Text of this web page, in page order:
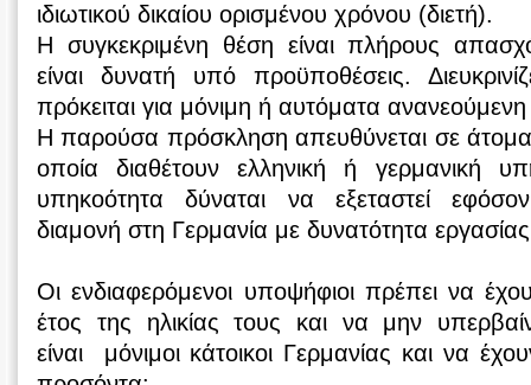
ιδιωτικού δικαίου ορισμένου χρόνου (διετή).
Η συγκεκριμένη θέση είναι πλήρους
είναι δυνατή υπό προϋποθέσεις.
πρόκειται για μόνιμη ή αυτόματα
Η παρούσα πρόσκληση απευθύνεται σε
οποία διαθέτουν ελληνική ή γερμανική
υπηκοότητα δύναται να εξεταστεί εφόσον
διαμονή στη Γερμανία με δυνατότητα
Οι ενδιαφερόμενοι υποψήφιοι πρέπει να
έτος της ηλικίας τους και να μην
είναι μόνιμοι κάτοικοι Γερμανίας και να